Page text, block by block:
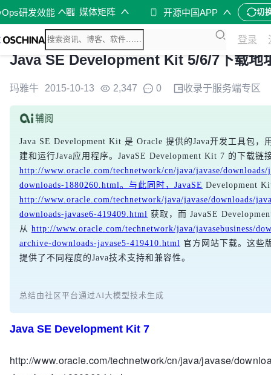
研发效能 媒体矩阵 开源中国APP 切
登录
Java SE Development Kit 5/6/7下载地
玛雅牛 2015-10-13 2,347 0 收录于服务端专区
Java SE Development Kit 是 Oracle 提供的Java开发工具包，
http://www.oracle.com/technetwork/cn/java/javase/
downloads-1880260.html。与此同时，JavaSE
http://www.oracle.com/technetwork/java/javase/downloads/
downloads-javase6-419409.html 获取，而 JavaSE
从 http://www.oracle.com/technetwork/java/javasebusiness/
archive-downloads-javase5-419410.html 官方网站下载。这些
提供了不同程度的Java技术支持和兼容性。
总结由社区平台通过AI大模型技术生成
Java SE Development Kit 7
http://www.oracle.com/technetwork/cn/java/javase/